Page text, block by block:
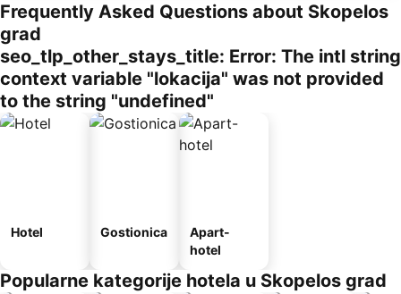
Frequently Asked Questions about Skopelos
grad
seo_tlp_other_stays_title: Error: The intl string
context variable "lokacija" was not provided
to the string "undefined"
Hotel Gostionica
Apart-
hotel
Popularne kategorije hotela u Skopelos grad